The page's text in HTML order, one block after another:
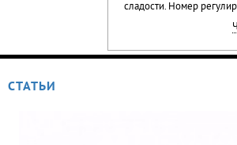
сладости. Номер
СТАТЬИ